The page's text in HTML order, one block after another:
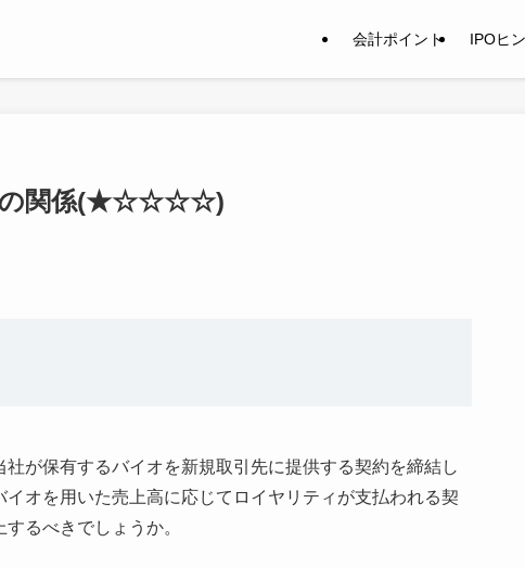
会計ポイント IPOヒ
の関係(★☆☆☆☆)
が保有するバイオを新規取引先に提供する契約を締結し
オを用いた売上高に応じてロイヤリティが支払われる契
るべきでしょうか。